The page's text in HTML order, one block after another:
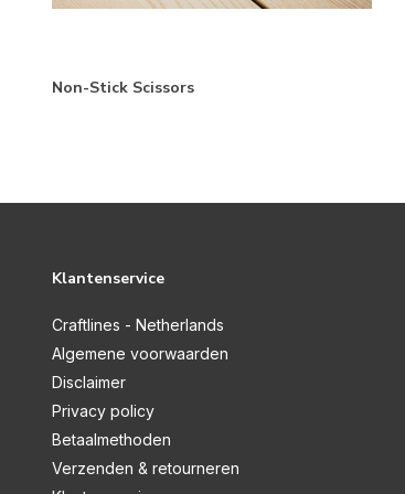
Non-Stick Scissors
Klantenservice
Craftlines - Netherlands
Algemene voorwaarden
Disclaimer
Privacy policy
Betaalmethoden
Verzenden & retourneren